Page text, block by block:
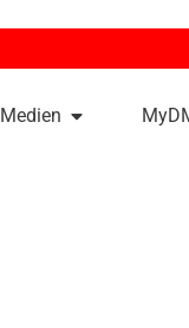
Medien